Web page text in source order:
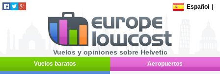
Español
Vuelos y opiniones sobre Helvetic
Vuelos baratos Aeropuertos